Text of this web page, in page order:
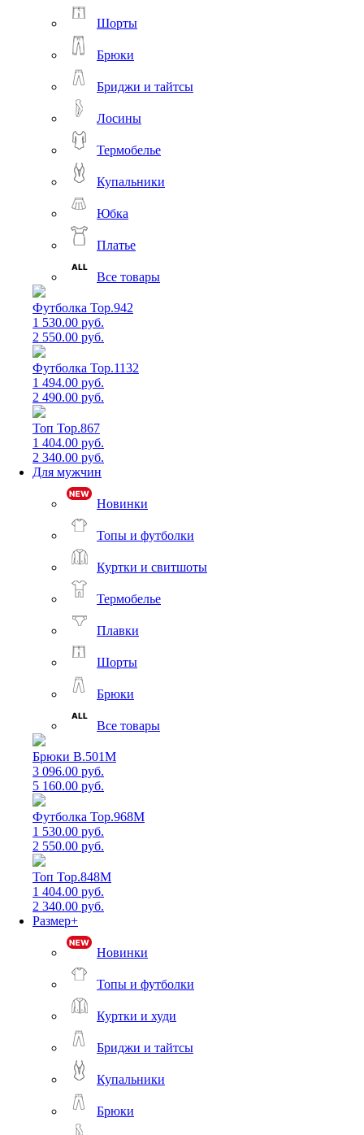
Шорты
Брюки
Бриджи и тайтсы
Лосины
Термобелье
Купальники
Юбка
Платье
Все товары
Футболка Top.942
1 530.00 руб.
2 550.00 руб.
Футболка Top.1132
1 494.00 руб.
2 490.00 руб.
Топ Top.867
1 404.00 руб.
2 340.00 руб.
Для мужчин
Новинки
Топы и футболки
Куртки и свитшоты
Термобелье
Плавки
Шорты
Брюки
Все товары
Брюки B.501M
3 096.00 руб.
5 160.00 руб.
Футболка Top.968M
1 530.00 руб.
2 550.00 руб.
Топ Top.848M
1 404.00 руб.
2 340.00 руб.
Размер+
Новинки
Топы и футболки
Куртки и худи
Бриджи и тайтсы
Купальники
Брюки